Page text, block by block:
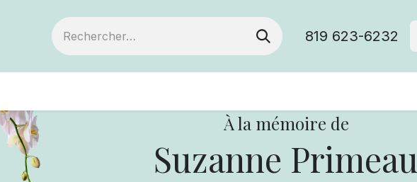
819 623-6232
À la mémoire de
Suzanne Primeau